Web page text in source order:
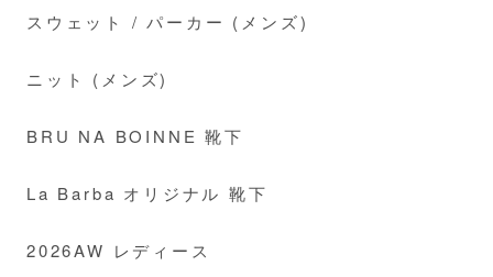
スウェット / パーカー (メンズ)
ニット (メンズ)
BRU NA BOINNE 靴下
La Barba オリジナル 靴下
2026AW レディース